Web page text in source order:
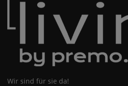
Wir sind für sie da!